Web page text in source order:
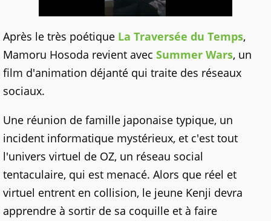
Après le très poétique La Traversée du Temps,
Mamoru Hosoda revient avec Summer Wars, un
film d'animation déjanté qui traite des réseaux
sociaux.
Une réunion de famille japonaise typique, un
incident informatique mystérieux, et c'est tout
l'univers virtuel de OZ, un réseau social
tentaculaire, qui est menacé. Alors que réel et
virtuel entrent en collision, le jeune Kenji devra
apprendre à sortir de sa coquille et à faire